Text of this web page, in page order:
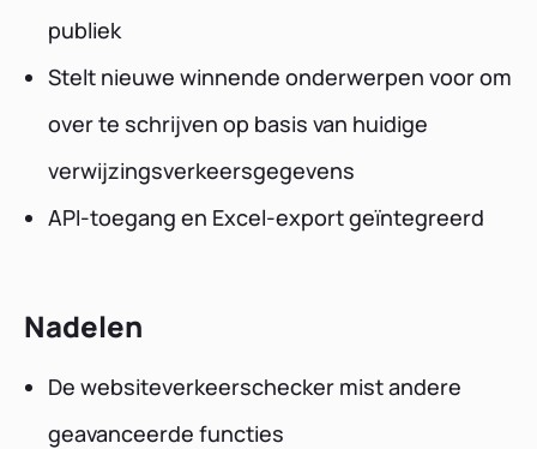
publiek
Stelt nieuwe winnende onderwerpen voor om
over te schrijven op basis van huidige
verwijzingsverkeersgegevens
API-toegang en Excel-export geïntegreerd
Nadelen
De websiteverkeerschecker mist andere
geavanceerde functies